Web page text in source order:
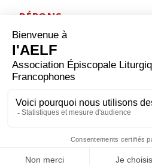
RÉPONS
V/ Le sacrifice qui plaît à Dieu,
ne repousse pas, mon Dieu, un
ORAISON
Tu nous as dit, Seigneur,
foi a besoin : et nous aurons le